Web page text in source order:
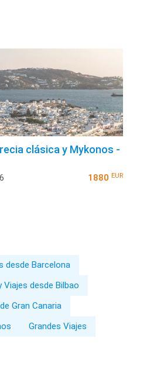
clásica y Mykonos -
1880 EUR
desde Barcelona
Viajes desde Bilbao
Gran Canaria
Grandes Viajes